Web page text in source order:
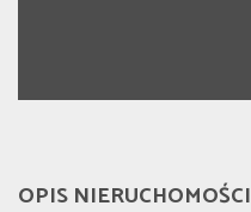
OPIS NIERUCHOMOŚCI